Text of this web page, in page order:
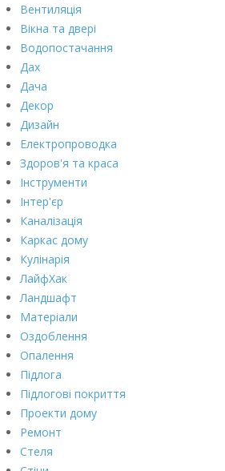
Вентиляція
Вікна та двері
Водопостачання
Дах
Дача
Декор
Дизайн
Електропроводка
Здоров'я та краса
Інструменти
Інтер'єр
Каналізація
Каркас дому
Кулінарія
ЛайфХак
Ландшафт
Матеріали
Оздоблення
Опалення
Підлога
Підлогові покриття
Проекти дому
Ремонт
Стеля